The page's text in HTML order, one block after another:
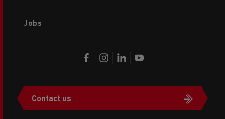
Jobs
Contact us